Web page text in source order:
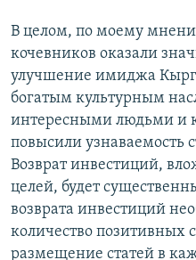
В целом, по моему
кочевников оказали
улучшение имиджа
богатым культурным
интересными людьми и
повысили узнаваемость
Возврат инвестиций,
целей, будет
возврата инвестиций
количество позитивных
размещение статей в